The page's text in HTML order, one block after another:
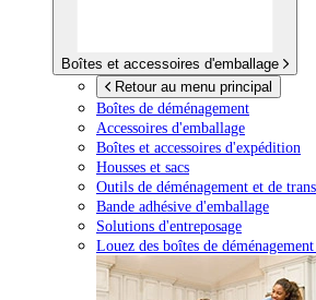
Boîtes et accessoires d'emballage
Retour au menu principal
Boîtes de déménagement
Accessoires d'emballage
Boîtes et accessoires d'expédition
Housses et sacs
Outils de déménagement et de
Bande adhésive d'emballage
Solutions d'entreposage
Louez des boîtes de